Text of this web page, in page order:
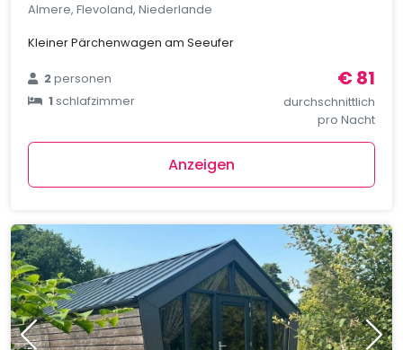
Almere, Flevoland, Niederlande
Kleiner Pärchenwagen am Seeufer
2personen
1schlafzimmer
€ 81
durchschnittlich
pro Nacht
Anzeigen